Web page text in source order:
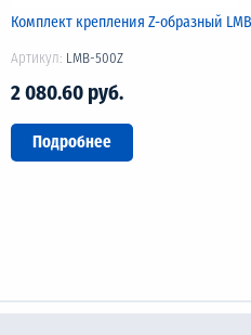
Комплект крепления Z-образный
Артикул: LMB-500Z
2 080.60 руб.
Подробнее